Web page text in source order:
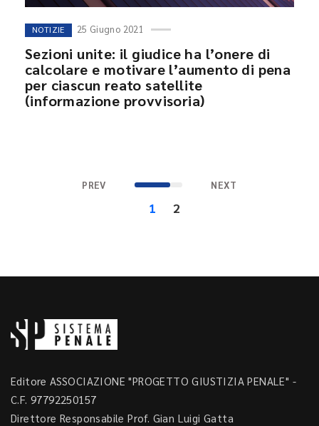
NOTIZIE 25 Giugno 2021
Sezioni unite: il giudice ha l’onere di
calcolare e motivare l’aumento di pena
per ciascun reato satellite
(informazione provvisoria)
PREV
1 2
NEXT
Editore ASSOCIAZIONE "PROGETTO GIUSTIZIA PENALE" -
C.F. 97792250157
Direttore Responsabile Prof. Gian Luigi Gatta